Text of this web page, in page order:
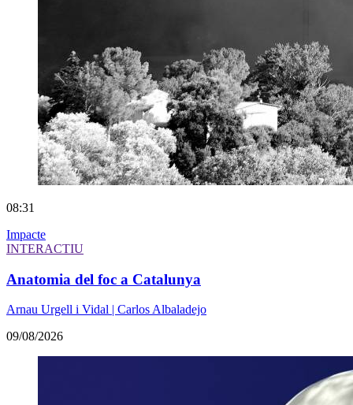
08:31
Impacte
INTERACTIU
Anatomia del foc a Catalunya
Arnau Urgell i Vidal | Carlos Albaladejo
09/08/2026